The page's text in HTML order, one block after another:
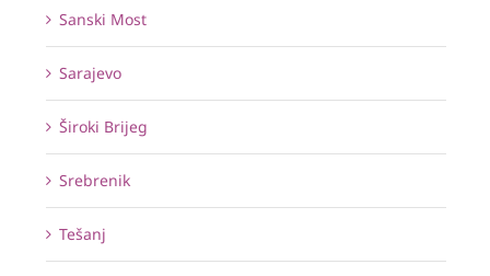
Sanski Most
Sarajevo
Široki Brijeg
Srebrenik
Tešanj